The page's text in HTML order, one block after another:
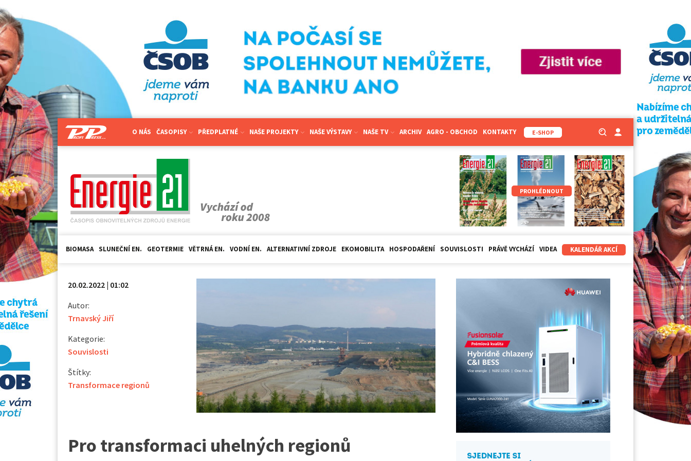
O NÁS ČASOPISY PŘEDPLATNÉ NAŠE PROJEKTY NAŠE VÝSTAVY NAŠE TV ARCHIV AGRO - OBCHOD KONTAKTY E-SHOP
PROHLÉDNOUT
BIOMASA SLUNEČNÍ EN. GEOTERMIE VĚTRNÁ EN. VODNÍ EN. ALTERNATIVNÍ ZDROJE EKOMOBILITA HOSPODAŘENÍ SOUVISLOSTI PRÁVĚ VYCHÁZÍ VIDEA KALENDÁŘ AKCÍ
20.02.2022 | 01:02
Autor:
Trnavský Jiří
Kategorie:
Souvislosti
Štítky:
Transformace regionů
Pro transformaci uhelných regionů